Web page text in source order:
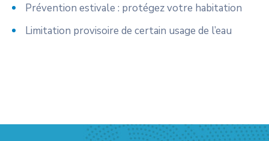
Prévention estivale : protégez votre habitation
Limitation provisoire de certain usage de l’eau